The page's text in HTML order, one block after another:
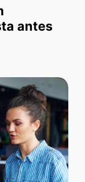
antes